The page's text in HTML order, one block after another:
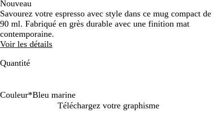
zoomer
et
touches
fléchées
pour
zoomer
Nouveau
Savourez votre espresso avec style dans ce mug compact de
90 ml. Fabriqué en grès durable avec une finition mat
contemporaine.
Voir les détails
Quantité
Couleur*Bleu marine
Téléchargez votre graphisme